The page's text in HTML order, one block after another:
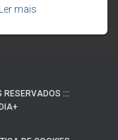
Ler mais
RESERVADOS :::